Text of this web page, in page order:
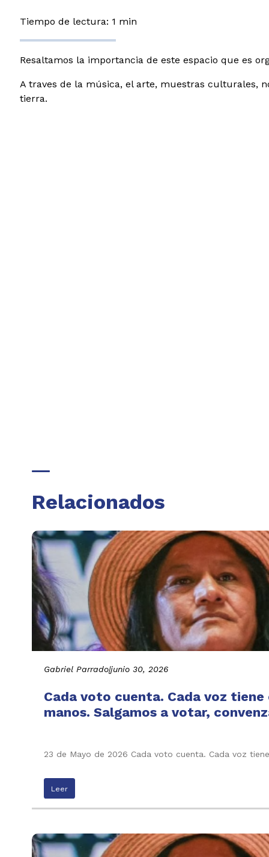
Tiempo de lectura: 1 min
Resaltamos la importancia de este espacio que es
A traves de la música, el arte, muestras culturales,
tierra.
Relacionados
Gabriel Parrado|junio 30, 2026
Cada voto cuenta. Cada voz
manos. Salgamos a votar,
23 de Mayo de 2026 Cada voto cuenta. Cada voz
Leer